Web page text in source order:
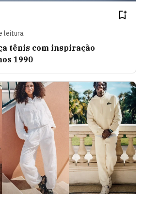
leitura
tênis com inspiração
1990